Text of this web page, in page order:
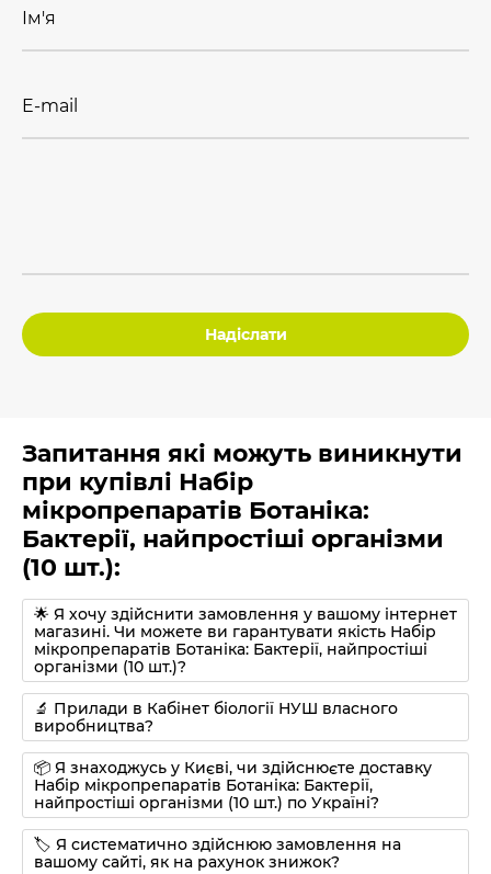
Ім'я
E-mail
Надіслати
Запитання які можуть виникнути
при купівлі Набір
мікропрепаратів Ботаніка:
Бактерії, найпростіші організми
(10 шт.):
🌟 Я хочу здійснити замовлення у вашому інтернет
магазині. Чи можете ви гарантувати якість Набір
мікропрепаратів Ботаніка: Бактерії, найпростіші
організми (10 шт.)?
🔬 Прилади в Кабінет біології НУШ власного
виробництва?
📦 Я знаходжусь у Києві, чи здійснюєте доставку
Набір мікропрепаратів Ботаніка: Бактерії,
найпростіші організми (10 шт.) по Україні?
🏷 Я систематично здійснюю замовлення на
вашому сайті, як на рахунок знижок?